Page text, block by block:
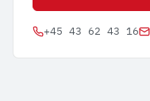
+45 43 62 43 16